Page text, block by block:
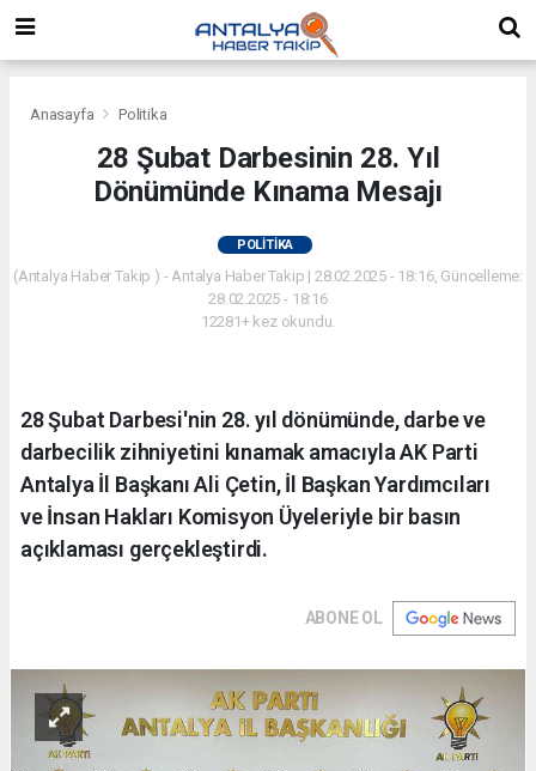
Anasayfa Politika
28 Şubat Darbesinin 28. Yıl
Dönümünde Kınama Mesajı
POLITIKA
(Antalya Haber Takip ) - Antalya Haber Takip | 28.02.2025 - 18:16, Güncelleme:
28.02.2025 - 18:16
12281+ kez okundu.
28 Şubat Darbesi'nin 28. yıl dönümünde, darbe ve
darbecilik zihniyetini kınamak amacıyla AK Parti
Antalya İl Başkanı Ali Çetin, İl Başkan Yardımcıları
ve İnsan Hakları Komisyon Üyeleriyle bir basın
açıklaması gerçekleştirdi.
ABONE OL